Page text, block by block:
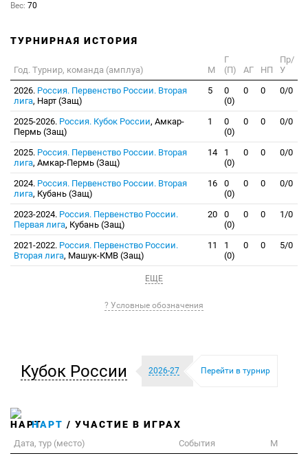
Вес: 70
ТУРНИРНАЯ ИСТОРИЯ
Год. Турнир, команда (амплуа) М
Г
(П)
АГ НП
Пр/
У
2026. Россия. Первенство России. Вторая
лига, Нарт (Защ)
5
0
(0)
0 0 0/0
2025-2026. Россия. Кубок России, Амкар-
Пермь (Защ)
1
0
(0)
0 0 0/0
2025. Россия. Первенство России. Вторая
лига, Амкар-Пермь (Защ)
14
1
(0)
0 0 0/0
2024. Россия. Первенство России. Вторая
лига, Кубань (Защ)
16
0
(0)
0 0 0/0
2023-2024. Россия. Первенство России.
Первая лига, Кубань (Защ)
20
0
(0)
0 0 1/0
2021-2022. Россия. Первенство России.
Вторая лига, Машук-КМВ (Защ)
11
1
(0)
0 0 5/0
ЕЩЕ
? Условные обозначения
Кубок России 2026-27 Перейти в турнир
НАРТ / УЧАСТИЕ В ИГРАХ
Дата, тур (место) События
М